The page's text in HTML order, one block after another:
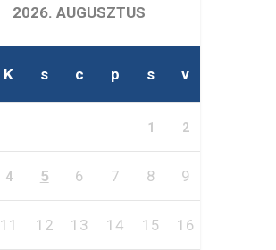
2026. AUGUSZTUS
K s c p s v
1 2
4 5 6 7 8 9
11 12 13 14 15 16